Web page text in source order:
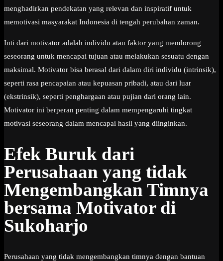
menghadirkan pendekatan yang relevan dan inspiratif untuk
memotivasi masyarakat Indonesia di tengah perubahan zaman.
Inti dari motivator adalah individu atau faktor yang mendorong
seseorang untuk mencapai tujuan atau melakukan sesuatu dengan
maksimal. Motivator bisa berasal dari dalam diri individu (intrinsik),
seperti rasa pencapaian atau kepuasan pribadi, atau dari luar
(ekstrinsik), seperti penghargaan atau pujian dari orang lain.
Motivator ini berperan penting dalam mempengaruhi tingkat
motivasi seseorang dalam mencapai hasil yang diinginkan.
Efek Buruk dari
Perusahaan yang tidak
Mengembangkan Timnya
bersama Motivator di
Sukoharjo
Perusahaan yang tidak mengembangkan timnya dengan bantuan